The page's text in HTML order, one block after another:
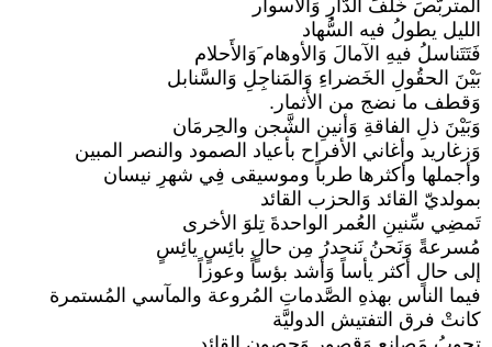
المتربّصَ خَلفَ الدّارِ وَالأسوار
الليل يطولُ فيه السُّهاد
فَتَتَناسلُ فيهِ الآمالَ وَالأوهام َوَالأَحلام
بَيْنَ الحقُولِ الخَضراءِ وَالمَناجِلِ وَالسَّنابل
وَقطف ما نضج من الأثمار.
وَبَيْنَ ذلِ الفاقةِ وَأنينِ الشَّجن والحِرمَان
وَزغاريد وأغاني الأفراح بأعياد الصمود والنصر المبين
وأجملها وأكثرها طرباً وموسيقى فِي شهرِ نيسان
بمولديّ القائد وَالحزب القائد
تَمضِي سِّنينِ العُمر الواحدةَ تِلوَ الأخرى
مُسرعةً وَنَحنُ نَنحدرُ مِن حالٍ بائِسٍ يائِسٍ
إلى حالٍ أكثر يأساً وَأشد بؤساً وعوزاً
فيما الناس بهذهِ الصَّدماتِ المُروعة والمآسي المُستمرة
كانتْ فرق التفتيش الدوليَّة